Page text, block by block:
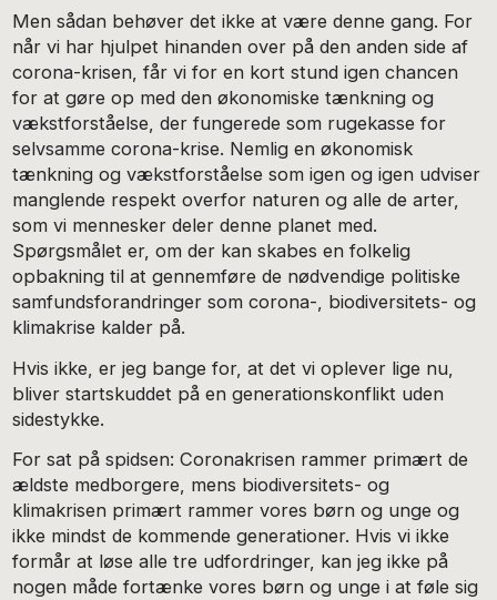
Men sådan behøver det ikke at være denne gang. For
når vi har hjulpet hinanden over på den anden side af
corona-krisen, får vi for en kort stund igen chancen
for at gøre op med den økonomiske tænkning og
vækstforståelse, der fungerede som rugekasse for
selvsamme corona-krise. Nemlig en økonomisk
tænkning og vækstforståelse som igen og igen udviser
manglende respekt overfor naturen og alle de arter,
som vi mennesker deler denne planet med.
Spørgsmålet er, om der kan skabes en folkelig
opbakning til at gennemføre de nødvendige politiske
samfundsforandringer som corona-, biodiversitets- og
klimakrise kalder på.
Hvis ikke, er jeg bange for, at det vi oplever lige nu,
bliver startskuddet på en generationskonflikt uden
sidestykke.
For sat på spidsen: Coronakrisen rammer primært de
ældste medborgere, mens biodiversitets- og
klimakrisen primært rammer vores børn og unge og
ikke mindst de kommende generationer. Hvis vi ikke
formår at løse alle tre udfordringer, kan jeg ikke på
nogen måde fortænke vores børn og unge i at føle sig